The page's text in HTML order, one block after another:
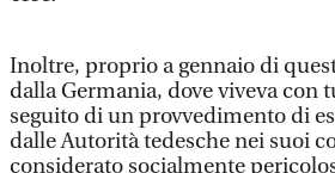
Inoltre, proprio a gennaio di
dalla Germania, dove viveva con
seguito di un provvedimento di
dalle Autorità tedesche nei suoi
considerato socialmente